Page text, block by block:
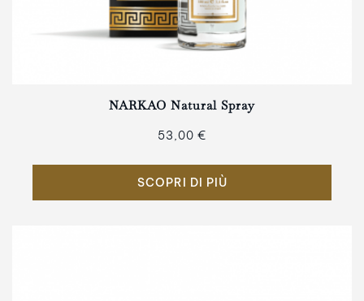
NARKAO Natural Spray
53,00 €
SCOPRI DI PIÙ